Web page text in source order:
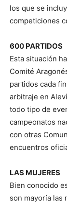
los que se
competiciones
600 PARTIDOS
Esta situación
Comité
partidos cada
arbitraje en
todo tipo de
campeonatos
con otras
encuentros
LAS MUJERES
Bien conocido
son mayoría las